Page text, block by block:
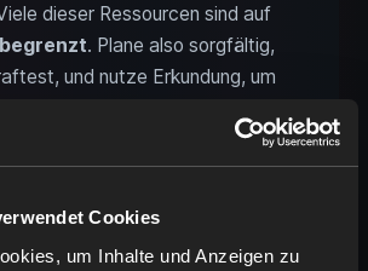
Cookies
um Inhalte und Anzeigen zu
dieser Ressourcen sind auf
begrenzt. Plane also sorgfältig,
und nutze Erkundung, um
und Items